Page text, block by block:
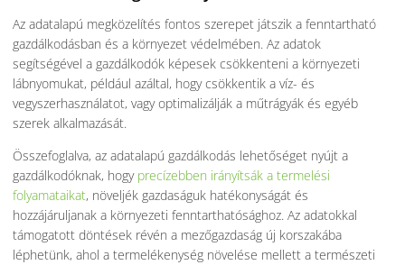
Az adatalapú megközelítés fontos szerepet játszik a fenntartható
gazdálkodásban és a környezet védelmében. Az adatok
segítségével a gazdálkodók képesek csökkenteni a környezeti
lábnyomukat, például azáltal, hogy csökkentik a víz- és
vegyszerhasználatot, vagy optimalizálják a műtrágyák és egyéb
szerek alkalmazását.
Összefoglalva, az adatalapú gazdálkodás lehetőséget nyújt a
gazdálkodóknak, hogy precízebben irányítsák a termelési
folyamataikat, növeljék gazdaságuk hatékonyságát és
hozzájáruljanak a környezeti fenntarthatósághoz. Az adatokkal
támogatott döntések révén a mezőgazdaság új korszakába
léphetünk, ahol a termelékenység növelése mellett a természeti